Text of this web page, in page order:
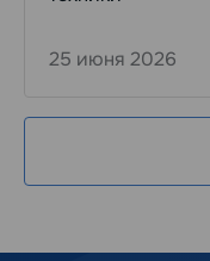
25 июня 2026